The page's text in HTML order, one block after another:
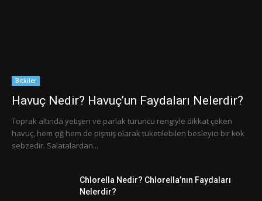
Bitkiler
Havuç Nedir? Havuç’un Faydaları Nelerdir?
Toprak altında yetişen ve parlak turuncu rengiyle dikkat çeken
havuç, hem çiğ hem de pişmiş olarak tüketilebilen besleyici bir kök
sebzedir. Salatalardan...
Chlorella Nedir? Chlorella’nın Faydaları
Nelerdir?